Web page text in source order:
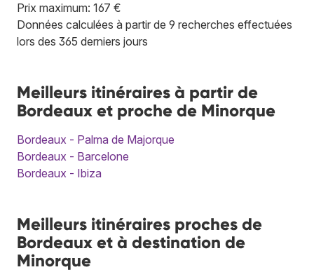
Prix maximum: 167 €
Données calculées à partir de 9 recherches effectuées
lors des 365 derniers jours
Meilleurs itinéraires à partir de
Bordeaux et proche de Minorque
Bordeaux - Palma de Majorque
Bordeaux - Barcelone
Bordeaux - Ibiza
Meilleurs itinéraires proches de
Bordeaux et à destination de
Minorque